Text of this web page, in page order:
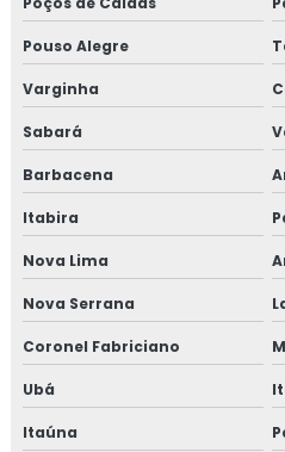
Isolamento térmico para
Isolamento térmico para
Isolamento térmico para
Isolamento térmico para
Isolamento térmico para
Isolamento térmico para
Isolamento térmico para
Isolamento térmico para
Pouso Alegre
Varginha
Sabará
Barbacena
Itabira
Nova Lima
Nova Serrana
Coronel Fabriciano
Ubá
Itaúna